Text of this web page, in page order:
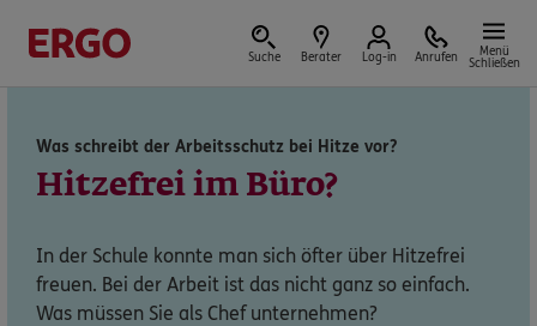
Suche Berater Log-in Anrufen
Menü
Schließen
Versicherungen & Finanzen
Reform der privaten Altersvorsorge
Was schreibt der Arbeitsschutz bei Hitze vor?
Hitzefrei im Büro?
In der Schule konnte man sich öfter über Hitzefrei
freuen. Bei der Arbeit ist das nicht ganz so einfach.
Was müssen Sie als Chef unternehmen?